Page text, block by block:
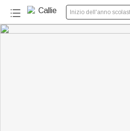
Inizio dell'anno